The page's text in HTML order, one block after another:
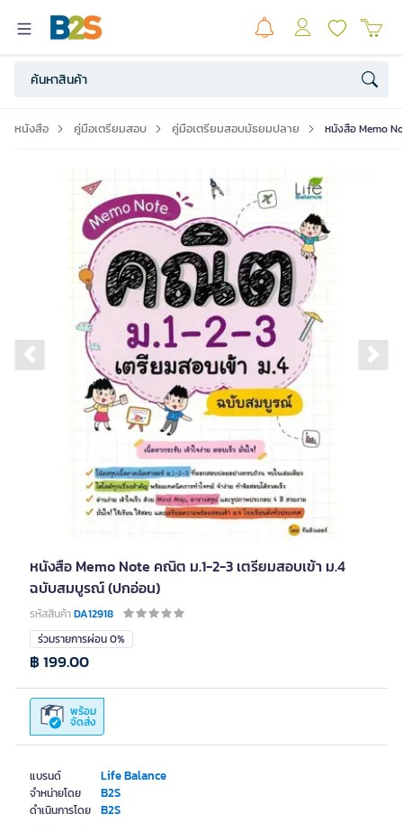
หนังสือ คู่มือเตรียมสอบ คู่มือเตรียมสอบมัธยมปลาย หนังสือ Memo
Previous slide
หนังสือ Memo Note คณิต ม.1-2-3 เตรียมสอบเข้า ม.4
ฉบับสมบูรณ์ (ปกอ่อน)
รหัสสินค้าDA12918
แบรนด์ Life Balance
จำหน่ายโดย B2S
ดำเนินการโดย B2S
ร่วมรายการผ่อน 0%
พร้อม
จัดส่ง
฿ 199.00